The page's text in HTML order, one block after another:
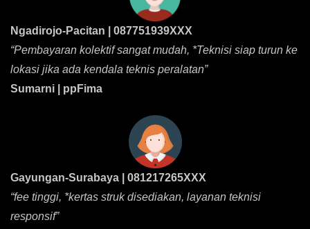
Ngadirojo-Pacitan | 087751939XXX
“Pembayaran kolektif sangat mudah, *Teknisi siap turun ke
lokasi jika ada kendala teknis peralatan”
Sumarni | ppFima
Gayungan-Surabaya | 081217265XXX
“fee tinggi, *kertas struk disediakan, layanan teknisi
responsif”